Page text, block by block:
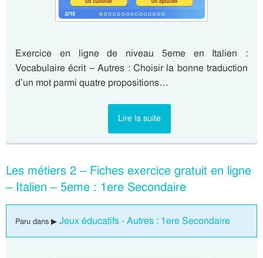
Exercice en ligne de niveau 5eme en Italien :
Vocabulaire écrit – Autres : Choisir la bonne traduction
d’un mot parmi quatre propositions…
Lire la suite
Les métiers 2 – Fiches exercice gratuit en ligne
– Italien – 5eme : 1ere Secondaire
Paru dans ▶ Jeux éducatifs - Autres : 1ere Secondaire